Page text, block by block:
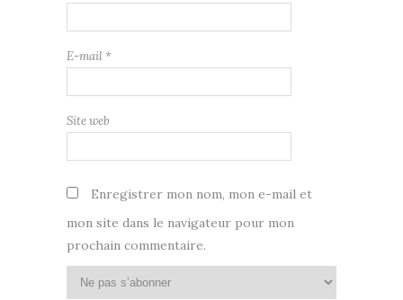
E-mail *
Site web
Enregistrer mon nom, mon e-mail et
mon site dans le navigateur pour mon
prochain commentaire.